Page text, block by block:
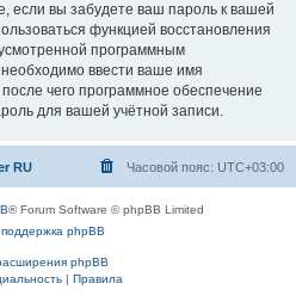
если вы забудете ваш пароль к вашей
функцией восстановления
программным
ввести ваше имя
чего программное обеспечение
для вашей учётной записи.
RU Часовой пояс: UTC+03:00
® Forum Software © phpBB Limited
поддержка phpBB
phpBB
| Правила